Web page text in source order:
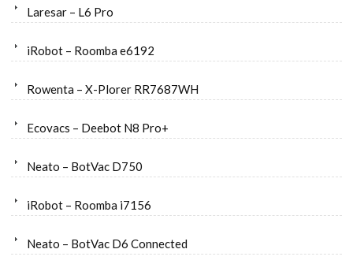
Laresar – L6 Pro
iRobot – Roomba e6192
Rowenta – X-Plorer RR7687WH
Ecovacs – Deebot N8 Pro+
Neato – BotVac D750
iRobot – Roomba i7156
Neato – BotVac D6 Connected